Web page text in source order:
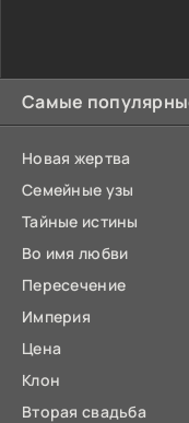
Самые
Новая жертва
Семейные узы
Тайные истины
Во имя любви
Пересечение
Империя
Цена
Клон
Вторая свадьба